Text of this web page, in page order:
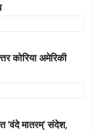
कोरिया अमेरिकी
‘वंदे मातरम्’ संदेश,